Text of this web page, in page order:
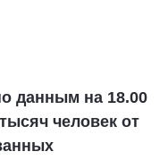
данным на 18.00
человек от